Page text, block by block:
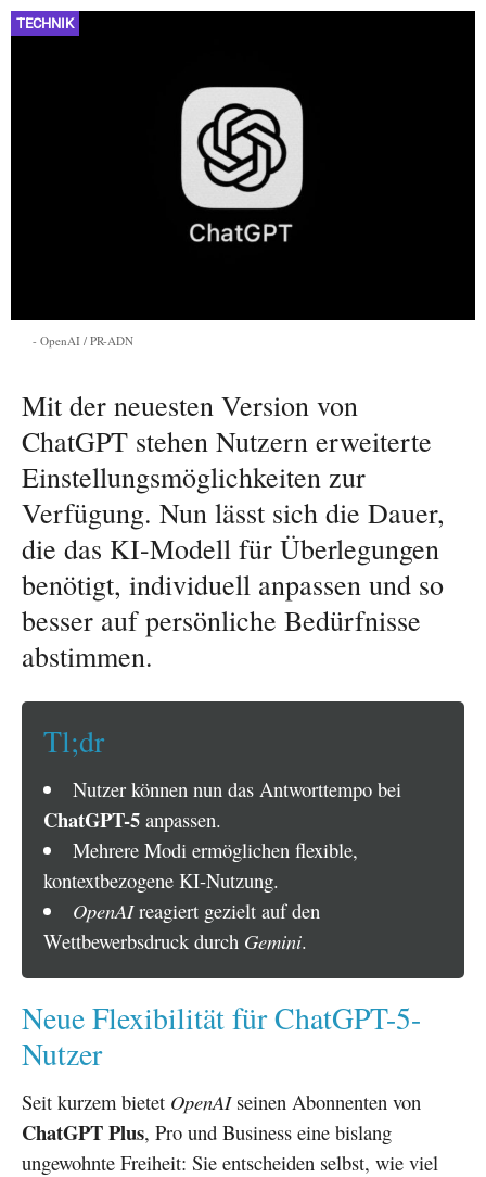
TECHNIK
OpenAI / PR-ADN
Mit der neuesten Version von
ChatGPT stehen Nutzern erweiterte
Einstellungsmöglichkeiten zur
Verfügung. Nun lässt sich die Dauer,
die das KI-Modell für Überlegungen
benötigt, individuell anpassen und so
besser auf persönliche Bedürfnisse
abstimmen.
Tl;dr
Nutzer können nun das Antworttempo bei
ChatGPT-5 anpassen.
Mehrere Modi ermöglichen flexible,
kontextbezogene KI-Nutzung.
OpenAIreagiert gezielt auf den
Wettbewerbsdruck durch Gemini.
Neue Flexibilität für ChatGPT-5-
Nutzer
Seit kurzem bietet OpenAIseinen Abonnenten von
ChatGPT Plus, Pro und Business eine bislang
ungewohnte Freiheit: Sie entscheiden selbst, wie viel